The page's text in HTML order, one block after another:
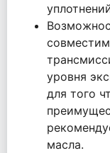
уровня
для того
масла.